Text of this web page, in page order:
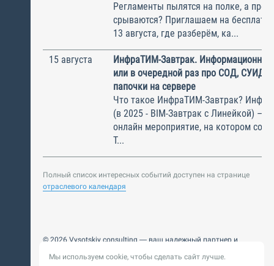
Регламенты пылятся на полке, а
срываются? Приглашаем на
13 августа, где разберём, ка...
15 августа
ИнфраТИМ-Завтрак.
или в очередной раз про СОД, СУИД и
папочки на сервере
Что такое ИнфраТИМ-Завтрак?
(в 2025 - BIM-Завтрак с Линейкой) –
онлайн мероприятие, на котором
Т...
Полный список интересных событий доступен на странице
отраслевого календаря
© 2026 Vysotskiy consulting — ваш надежный партнер и
Цифровизация, BIM, ИИ. Внедряем и оптимизируем
Мы используем cookie, чтобы сделать сайт лучше.